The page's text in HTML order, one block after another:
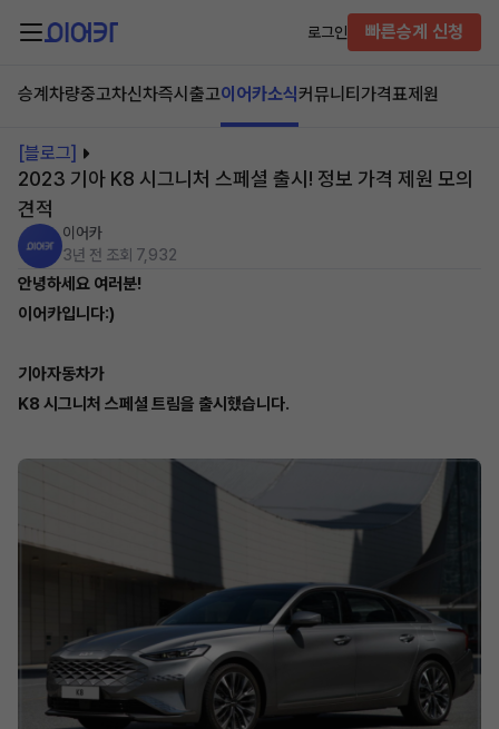
로그인 빠른승계 신청
승계차량중고차신차즉시출고이어카소식커뮤니티 가격표제원
[블로그]
2023 기아 K8 시그니처 스페셜 출시! 정보 가격 제원 모의
견적
이어카
3년 전 조회 7,932
안녕하세요 여러분!
이어카입니다:)
기아자동차가
K8 시그니처 스페셜 트림을 출시했습니다.